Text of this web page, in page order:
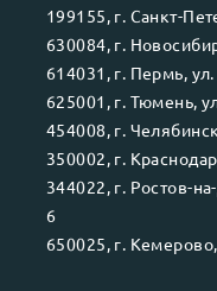
199155, г. Санкт-
630084, г.
614031 , г. Пермь, ул.
625001 , г. Тюмень,
454008, г. Челябинск
350002, г. Краснодар
344022, г. Ростов-
6
650025, г. Кемерово